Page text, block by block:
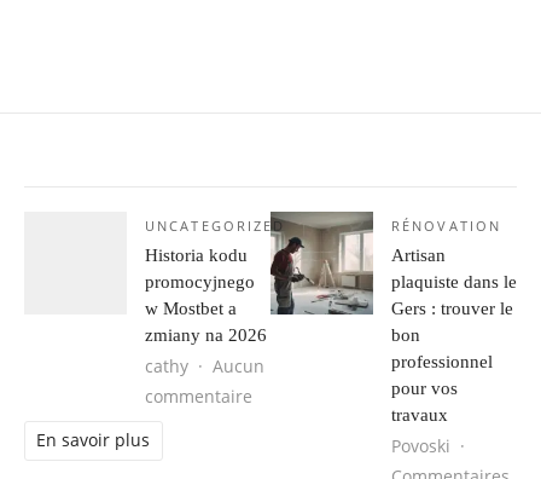
UNCATEGORIZED
Historia kodu
promocyjnego
w Mostbet a
zmiany na 2026
cathy
Aucun
commentaire sur Historia kodu promocyjnego w
En savoir plus
RÉNOVATION
Artisan
plaquiste dans le
Gers : trouver le
bon
professionnel
pour vos
travaux
Povoski